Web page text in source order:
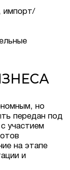
импорт/
но
передан под
участием
на этапе
и